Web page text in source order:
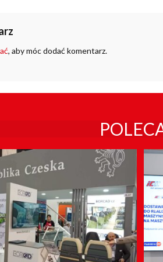
, aby móc dodać komentarz.